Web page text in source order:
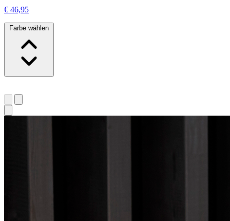
€ 46,95
Farbe wählen